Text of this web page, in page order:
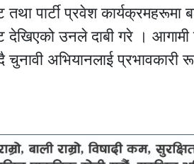
पार्टी प्रवेश कार्यक्रमहरूमा
देखिएको उनले दाबी गरे । आगामी
अभियानलाई प्रभावकारी